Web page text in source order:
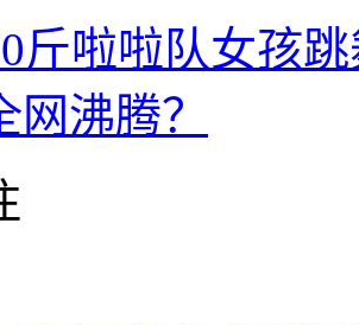
斤啦啦队女孩
网沸腾？